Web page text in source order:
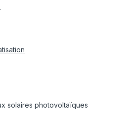
solaires photovoltaïques